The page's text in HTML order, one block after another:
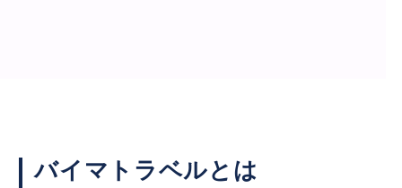
バイマトラベルとは